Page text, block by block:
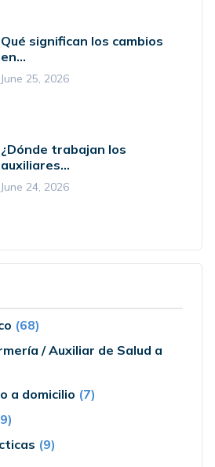
Qué significan los cambios
en...
June 25, 2026
¿Dónde trabajan los
auxiliares...
June 24, 2026
(68)
/ Auxiliar de Salud a
a domicilio (7)
(9)